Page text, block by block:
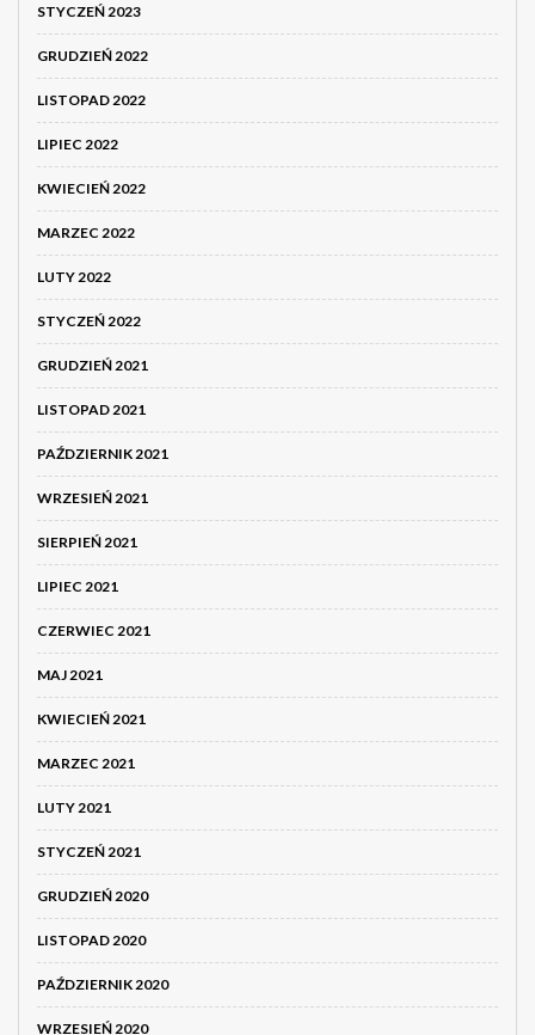
STYCZEŃ 2023
GRUDZIEŃ 2022
LISTOPAD 2022
LIPIEC 2022
KWIECIEŃ 2022
MARZEC 2022
LUTY 2022
STYCZEŃ 2022
GRUDZIEŃ 2021
LISTOPAD 2021
PAŹDZIERNIK 2021
WRZESIEŃ 2021
SIERPIEŃ 2021
LIPIEC 2021
CZERWIEC 2021
MAJ 2021
KWIECIEŃ 2021
MARZEC 2021
LUTY 2021
STYCZEŃ 2021
GRUDZIEŃ 2020
LISTOPAD 2020
PAŹDZIERNIK 2020
WRZESIEŃ 2020